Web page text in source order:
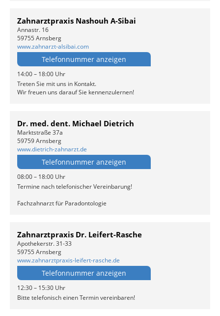
Zahnarztpraxis Nashouh A-Sibai
Annastr. 16
59755 Arnsberg
www.zahnarzt-alsibai.com
Telefonnummer anzeigen
14:00 – 18:00 Uhr
Treten Sie mit uns in Kontakt.
Wir freuen uns darauf Sie kennenzulernen!
Dr. med. dent. Michael Dietrich
Marktstraße 37a
59759 Arnsberg
www.dietrich-zahnarzt.de
Telefonnummer anzeigen
08:00 – 18:00 Uhr
Termine nach telefonischer Vereinbarung!
Fachzahnarzt für Paradontologie
Zahnarztpraxis Dr. Leifert-Rasche
Apothekerstr. 31-33
59755 Arnsberg
www.zahnarztpraxis-leifert-rasche.de
Telefonnummer anzeigen
12:30 – 15:30 Uhr
Bitte telefonisch einen Termin vereinbaren!